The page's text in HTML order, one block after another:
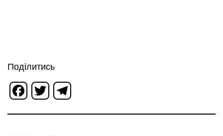
Поділитись
Facebook
Twitter